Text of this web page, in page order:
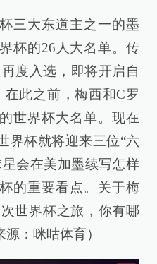
三大东道主之一的墨
杯的26人大名单。传
度入选，即将开启自
此之前，梅西和C罗
世界杯大名单。现在
界杯就将迎来三位“六
会在美加墨续写怎样
的重要看点。关于梅
世界杯之旅，你有哪
：咪咕体育）